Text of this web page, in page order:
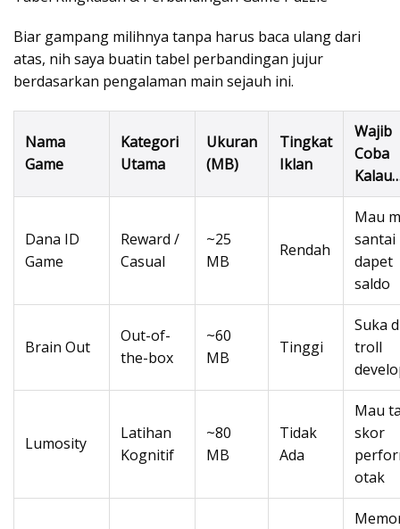
Biar gampang milihnya tanpa harus baca ulang dari
atas, nih saya buatin tabel perbandingan jujur
berdasarkan pengalaman main sejauh ini.
Nama
Game
Kategori
Utama
Ukuran
(MB)
Tingkat
Iklan
Wajib
Coba
Dana ID
Game
Reward /
Casual
~25
MB
Rendah
Mau
santai
dapet
saldo
Brain Out
Out-of-
the-box
~60
MB
Tinggi
Suka
troll
Lumosity
Latihan
Kognitif
~80
MB
Tidak
Ada
Mau
skor
otak